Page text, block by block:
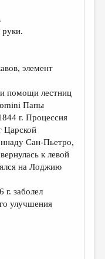
руки.
элемент
помощи лестниц
Папы
г. Процессия
Царской
Сан-Пьетро,
к левой
на Лоджию
заболел
улучшения